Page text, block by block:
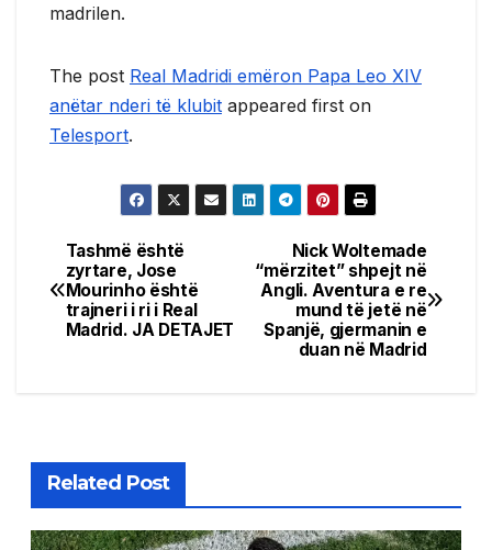
madrilen.
The post Real Madridi emëron Papa Leo XIV
anëtar nderi të klubit appeared first on
Telesport.
Post
navigation
Nick Woltemade
“mërzitet” shpejt në
Angli. Aventura e re
mund të jetë në
Spanjë, gjermanin e
duan në Madrid
Tashmë është
zyrtare, Jose
Mourinho është
trajneri i ri i Real
Madrid. JA DETAJET
Related Post